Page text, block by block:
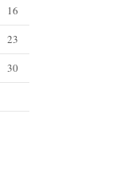
16
23
30